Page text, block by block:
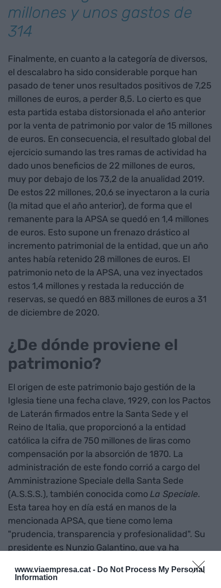
www.viaempresa.cat - Do Not Process My Personal
Information
millones y unos gastos de
314
Finalmente, en cuanto a la categoría de diversos,
el descalabro ha sido considerable porque han
pasado de tener unos resultados positivos de 7,25
millones de euros, a perder 8,5. Lo cierto es que
esta partida estaba distorsionada el año anterior
por la venta de patrimonio por valor de 15 millones
de euros. En consecuencia, el resultado global del
ejercicio sumando las tres ramas de actividad ha
dado unos beneficios de 22 millones de euros,
muy por debajo de los 73,2 de la anualidad 2019.
De estos 22 millones, 20,6 se inyectaron a la curia
(la mitad que el año anterior), de forma que el
remanente para la APSA se quedó en 1,4 millones
de euros. Esto supone un frenazo drástico al
incremento patrimonial de la entidad, que un año
antes había retenido 28 millones de euros. El
patrimonio neto de la APSA, una vez inyectados
estos 1,4 millones y restada la reducción de
reservas, se quedó en 883 millones de euros a 31
de diciembre de 2020.
¿De dónde proviene el
patrimonio?
El origen de este patrimonio bajo gestión de la
Iglesia tiene una fecha clave, 1929, con los Pactos
de Laterán firmados entre la Santa Sede y el
Reino de Italia, que proporcionó a la entidad
católica la cifra de 750 millones de liras como
compensación por la absorción de 1870. La
administración de este fondo corrió a cargo del
Amministrazione Speciale della Santa Sede
(A.S.S.S.), también conocida comoLa Speciale.
Esta tarea hoy en día está en manos de la
mencionada APSA, que tiene como lema
"prudencia, transparencia y profesionalidad". Su
presidente es Nunzio Galantino, que ya ha
aparecido unas líneas más atrás, el secretario es
Fabio Gasperiniy el subsecretario,Giuseppe